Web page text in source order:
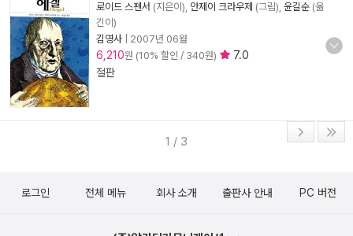
로이드 스펜서 (지은이), 안제이 크라우제 (그림), 윤길순 (옮
긴이)
김영사
2007년 06월
6,210원 (10% 할인 / 340원)
7.0
절판
1 / 3
로그인 전체 메뉴 회사 소개 출판사 안내 PC 버전